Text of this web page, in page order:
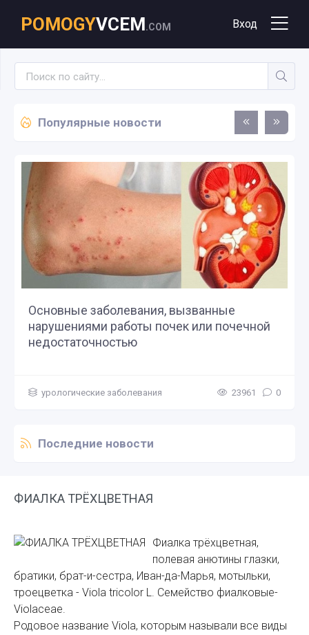
POMOGYVCEM.COM Вход
Популярные новости
Основные заболевания, вызванные
нарушениями работы почек или почечной
недостаточностью
урологические заболевания 23961 0
Последние новости
ФИАЛКА ТРЁХЦВЕТНАЯ
Фиалка трёхцветная,
полевая анютины глазки,
братики, брат-и-сестра, Иван-да-Марья, мотыльки,
троецветка - Viola tricolor L. Семейство фиалковые-
Violaceae.
Родовое название Viola, которым называли все виды